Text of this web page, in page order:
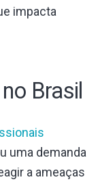
impacta
Brasil
uma demanda
a ameaças